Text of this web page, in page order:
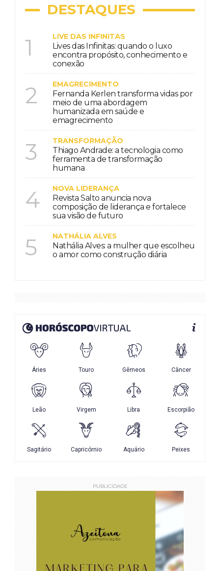
DESTAQUES
1 LIVE DAS INFINITAS
Lives das Infinitas: quando o luxo
encontra propósito, conhecimento e
conexão
2 EMAGRECIMENTO
Fernanda Kerlen transforma vidas por
meio de uma abordagem
humanizada em saúde e
emagrecimento
3 TRANSFORMAÇÃO
Thiago Andrade: a tecnologia como
ferramenta de transformação
humana
4 NOVA LIDERANÇA
Revista Salto anuncia nova
composição de liderança e fortalece
sua visão de futuro
5 NATHÁLIA ALVES
Nathália Alves: a mulher que escolheu
o amor como construção diária
PUBLICIDADE